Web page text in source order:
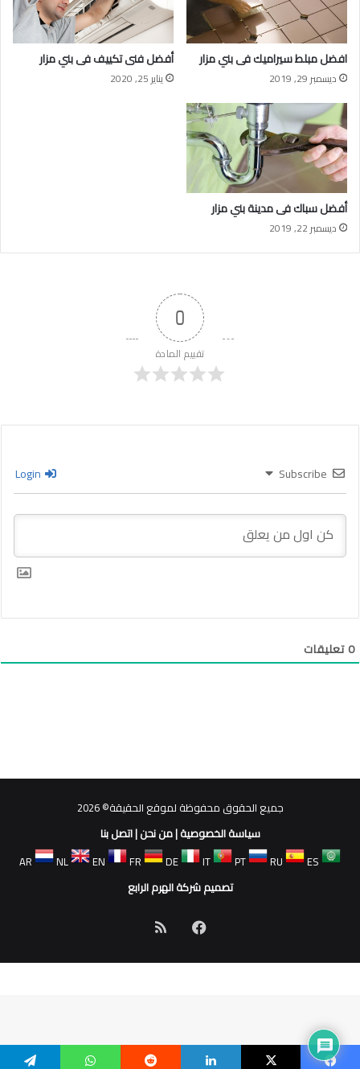
افضل مبلط سيراميك فى بني مزار
ديسمبر 29, 2019
أفضل فنى تكييف فى بني مزار
يناير 25, 2020
أفضل سباك فى مدينة بني مزار
ديسمبر 22, 2019
0
تقييم المادة
Subscribe
0تعليقات
جميع الحقوق محفوظة لموقع الحقيقة© 2026
سياسة الخصوصية|من نحن|اتصل بنا
AR
NL EN FR DE IT PT RU
ES
تصميم شركة الهرم الرابع
فيسبوكملخص
الموقع